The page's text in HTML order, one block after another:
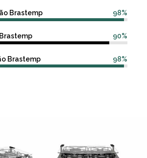
98%
Brastemp
90%
98%
Brastemp